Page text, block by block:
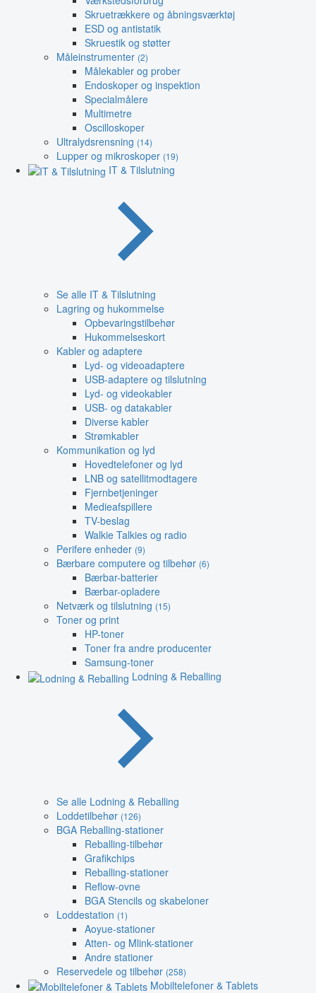
Skruetrækkere og åbningsværktøj
ESD og antistatik
Skruestik og støtter
Måleinstrumenter (2)
Målekabler og prober
Endoskoper og inspektion
Specialmålere
Multimetre
Oscilloskoper
Ultralydsrensning (14)
Lupper og mikroskoper (19)
IT & Tilslutning
Se alle IT & Tilslutning
Lagring og hukommelse
Opbevaringstilbehør
Hukommelseskort
Kabler og adaptere
Lyd- og videoadaptere
USB-adaptere og tilslutning
Lyd- og videokabler
USB- og datakabler
Diverse kabler
Strømkabler
Kommunikation og lyd
Hovedtelefoner og lyd
LNB og satellitmodtagere
Fjernbetjeninger
Medieafspillere
TV-beslag
Walkie Talkies og radio
Perifere enheder (9)
Bærbare computere og tilbehør (6)
Bærbar-batterier
Bærbar-opladere
Netværk og tilslutning (15)
Toner og print
HP-toner
Toner fra andre producenter
Samsung-toner
Lodning & Reballing
Se alle Lodning & Reballing
Loddetilbehør (126)
BGA Reballing-stationer
Reballing-tilbehør
Grafikchips
Reballing-stationer
Reflow-ovne
BGA Stencils og skabeloner
Loddestation (1)
Aoyue-stationer
Atten- og Mlink-stationer
Andre stationer
Reservedele og tilbehør (258)
Mobiltelefoner & Tablets